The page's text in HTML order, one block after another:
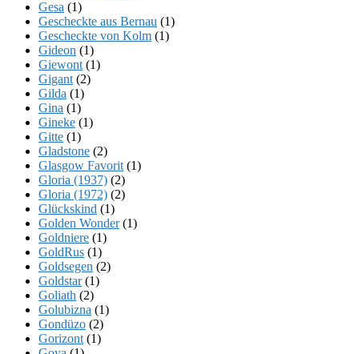
Gesa (1)
Gescheckte aus Bernau (1)
Gescheckte von Kolm (1)
Gideon (1)
Giewont (1)
Gigant (2)
Gilda (1)
Gina (1)
Gineke (1)
Gitte (1)
Gladstone (2)
Glasgow Favorit (1)
Gloria (1937) (2)
Gloria (1972) (2)
Glückskind (1)
Golden Wonder(1)
Goldniere (1)
GoldRus (1)
Goldsegen (2)
Goldstar(1)
Goliath (2)
Golubizna (1)
Gondüzo (2)
Gorizont (1)